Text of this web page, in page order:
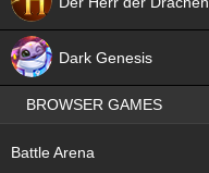
Dark Genesis
BROWSER GAMES
Battle Arena